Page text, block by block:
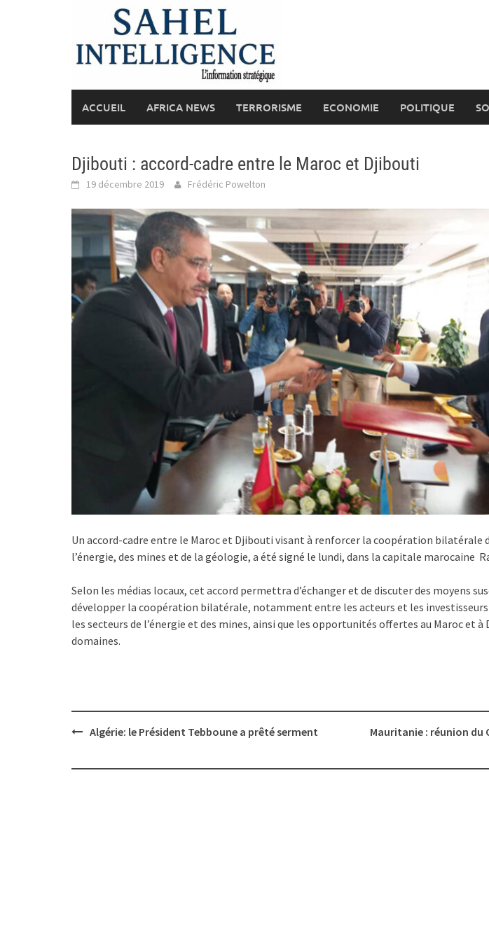
ACCUEIL AFRICA NEWS TERRORISME ECONOMIE POLITIQUE
Djibouti : accord-cadre entre le Maroc et Djibouti
19 décembre 2019 Frédéric Powelton
Un accord-cadre entre le Maroc et Djibouti visant à renforcer la coopération bilatérale
l’énergie, des mines et de la géologie, a été signé le lundi, dans la capitale marocaine
Selon les médias locaux, cet accord permettra d’échanger et de discuter des moyens
développer la coopération bilatérale, notamment entre les acteurs et les investisseurs
les secteurs de l’énergie et des mines, ainsi que les opportunités offertes au Maroc et à
domaines.
PostAlgérie: le Président Tebboune a prêté serment
Mauritanie : réunion du